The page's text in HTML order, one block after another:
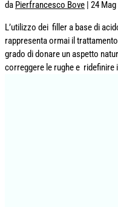
da Pierfrancesco Bove | 24
L’utilizzo dei filler a base di
rappresenta ormai il
grado di donare un aspetto
correggere le rughe e ridefinire